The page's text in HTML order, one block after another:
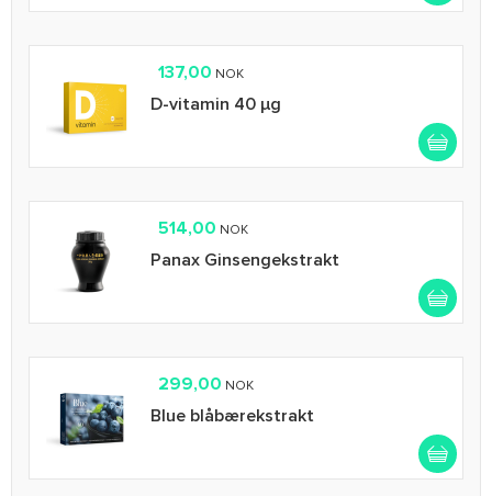
137,00 NOK
D-vitamin 40 µg
514,00 NOK
Panax Ginsengekstrakt
299,00 NOK
Blue blåbærekstrakt